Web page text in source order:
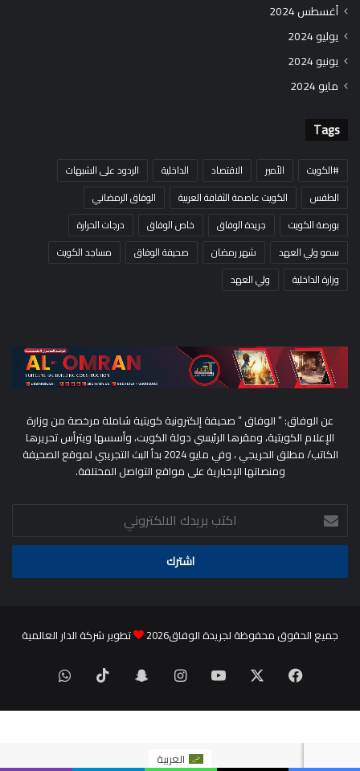
أغسطس 2024
يوليو 2024
يونيو 2024
مايو 2024
Tags
#الكويت الأمير الاقتصاد الداخلية
الردود على الشبهات
الطقس
الكويت عاصمة الثقافة العربية
الوفاق الرمضاني
بورصة الكويت
جريدة الوفاق خاص الوفاق
درجات الحرارة
سمو ولي العهد
شهر رمضان صحيفة الوفاق
مساجد الكويت
وزارة الداخلية
ولي العهد
عن الوفاق: ” الوفاق ” صحيفة إلكترونية كويتية شاملة مرخصة من وزارة
الإعلام الكويتية، ومقرها الرئيسي دولة الكويت، وأسسها ويترأس تحريرها
الكاتب/ مطلق الحريجي ، وفي مايو 2024 بدأ البث التجريبي لموقع الصحيفة
ومنصاتها الإخبارية على مواقع التواصل المختلفة.
اكتب
بريدك
الالكتروني
جميع الحقوق محفوظة لجريدة الوفاق2026 تطوير شركة الدار العالمية
فيسبوك ‫YouTubeانستقرامسناب
تشات
‫TikTokواتساب
العربية